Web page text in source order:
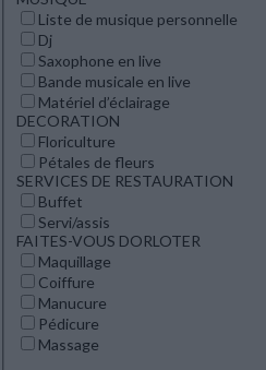
Liste de musique personnelle
Dj
Saxophone en live
Bande musicale en live
Matériel d’éclairage
DECORATION
Floriculture
Pétales de fleurs
SERVICES DE RESTAURATION
Buffet
Servi/assis
FAITES-VOUS DORLOTER
Maquillage
Coiffure
Manucure
Pédicure
Massage